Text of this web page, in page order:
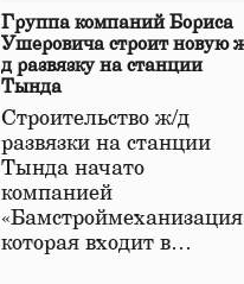
Группа компаний Бориса
Ушеровича строит новую
д развязку на станции
Тында
Строительство ж/д
развязки на станции
Тында начато
компанией
которая входит в…